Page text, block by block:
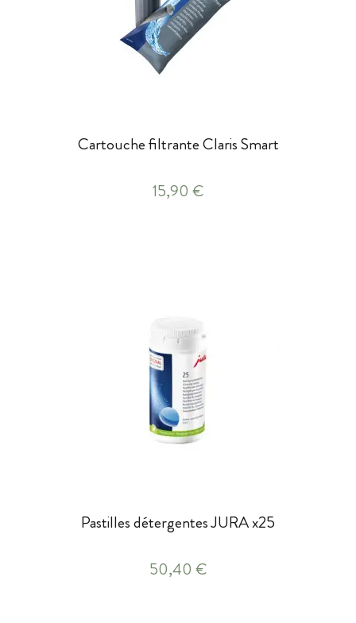
Cartouche filtrante Claris Smart
15,90 €
Pastilles détergentes JURA x25
50,40 €